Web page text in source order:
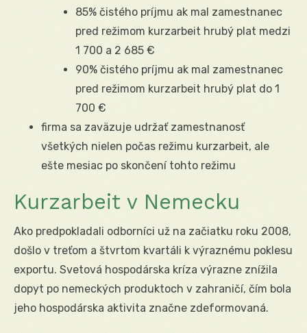
85% čistého príjmu ak mal zamestnanec
pred režimom kurzarbeit hrubý plat medzi
1 700 a 2 685 €
90% čistého príjmu ak mal zamestnanec
pred režimom kurzarbeit hrubý plat do 1
700 €
firma sa zaväzuje udržať zamestnanosť
všetkých nielen počas režimu kurzarbeit, ale
ešte mesiac po skončení tohto režimu
Kurzarbeit v Nemecku
Ako predpokladali odborníci už na začiatku roku 2008,
došlo v treťom a štvrtom kvartáli k výraznému poklesu
exportu. Svetová hospodárska kríza výrazne znížila
dopyt po nemeckých produktoch v zahraničí, čím bola
jeho hospodárska aktivita značne zdeformovaná.